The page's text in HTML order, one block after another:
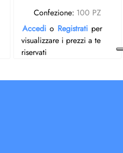
Confezione: 100 PZ
Accedi o Registrati per
visualizzare i prezzi a te
riservati